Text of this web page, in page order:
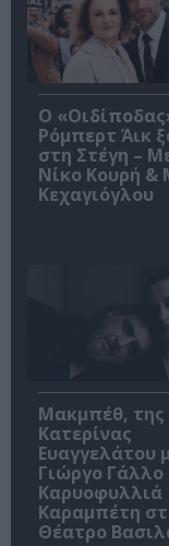
O
Ρόμπερτ Άικ
στη Στέγη –
Νίκο Κουρή &
Κεχαγιόγλου
Μακμπέθ, της
Κατερίνας
Ευαγγελάτου
Γιώργο Γάλλο
Καρυοφυλλιά
Καραμπέτη
Θέατρο